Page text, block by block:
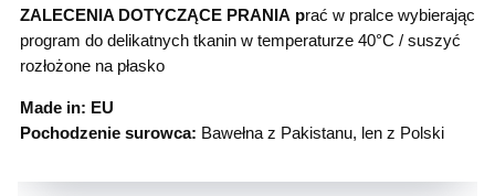
ZALECENIA DOTYCZĄCE PRANIA prać w pralce wybierając
program do delikatnych tkanin w temperaturze 40°C / suszyć
rozłożone na płasko
Made in: EU
Pochodzenie surowca: Bawełna z Pakistanu, len z Polski